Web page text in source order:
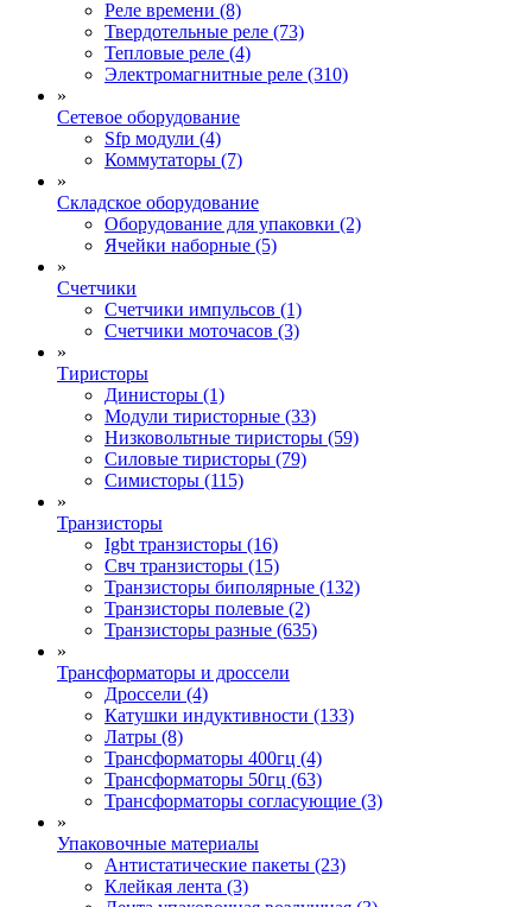
Реле времени (8)
Твердотельные реле (73)
Тепловые реле (4)
Электромагнитные реле (310)
»
Сетевое оборудование
Sfp модули (4)
Коммутаторы (7)
»
Складское оборудование
Оборудование для упаковки (2)
Ячейки наборные (5)
»
Счетчики
Счетчики импульсов (1)
Счетчики моточасов (3)
»
Тиристоры
Динисторы (1)
Модули тиристорные (33)
Низковольтные тиристоры (59)
Силовые тиристоры (79)
Симисторы (115)
»
Транзисторы
Igbt транзисторы (16)
Свч транзисторы (15)
Транзисторы биполярные (132)
Транзисторы полевые (2)
Транзисторы разные (635)
»
Трансформаторы и дроссели
Дроссели (4)
Катушки индуктивности (133)
Латры (8)
Трансформаторы 400гц (4)
Трансформаторы 50гц (63)
Трансформаторы согласующие (3)
»
Упаковочные материалы
Антистатические пакеты (23)
Клейкая лента (3)